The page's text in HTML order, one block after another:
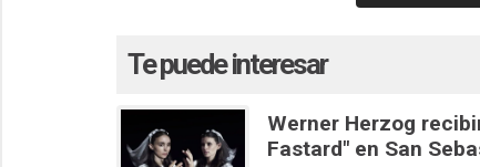
Te puede interesar
Werner Herzog
Fastard" en San